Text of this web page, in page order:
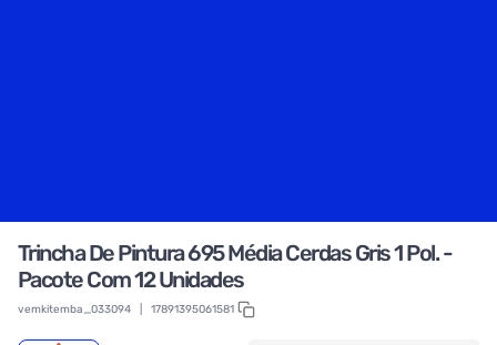
Trincha De Pintura 695 Média Cerdas Gris 1 Pol. -
Pacote Com 12 Unidades
vemkitemba_033094 17891395061581